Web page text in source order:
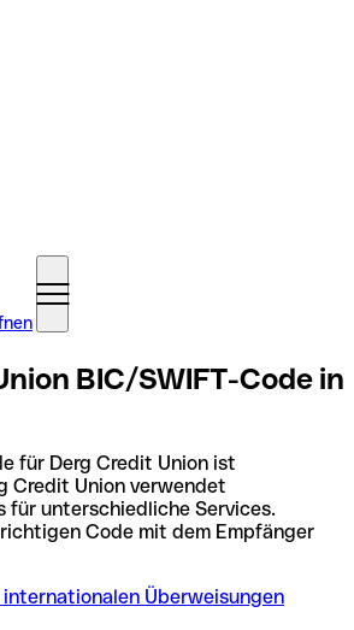
BIC/SWIFT-Code in
für Derg Credit Union ist
Credit Union verwendet
für unterschiedliche Services.
Code mit dem Empfänger
internationalen Überweisungen